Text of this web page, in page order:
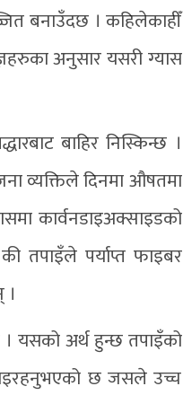
बनाउँदछ । कहिलेकाहीँ
अनुसार यसरी ग्यास
बाहिर निस्किन्छ ।
व्यक्तिले दिनमा औषतमा
कार्वनडाइअक्साइडको
तपाइँले पर्याप्त फाइबर
यसको अर्थ हुन्छ तपाइँको
छ जसले उच्च